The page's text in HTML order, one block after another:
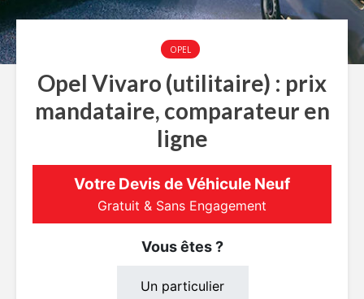
OPEL
Opel Vivaro (utilitaire) : prix
mandataire, comparateur en
ligne